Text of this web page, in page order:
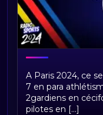
Bonsoir Paris
A Paris 2024, ce
7 en para
2gardiens en
pilotes en [...]